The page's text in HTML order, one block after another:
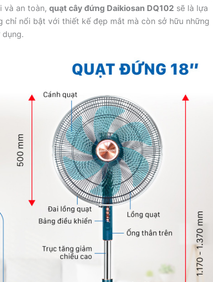
và an toàn, quạt cây đứng Daikiosan DQ102 sẽ là lựa
chỉ nổi bật với thiết kế đẹp mắt mà còn sở hữu những